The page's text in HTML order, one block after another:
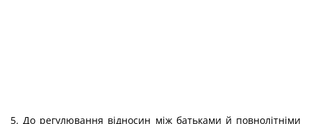
5. До регулювання відносин між батьками й повнолітніми